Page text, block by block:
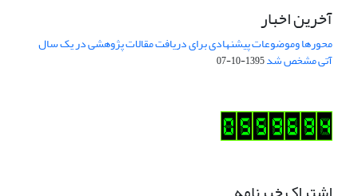
آخرین اخبار
محورها وموضوعات پیشنهادی برای دریافت مقالات پژوهشی در یک سال
آتی مشخص شد1395-10-07